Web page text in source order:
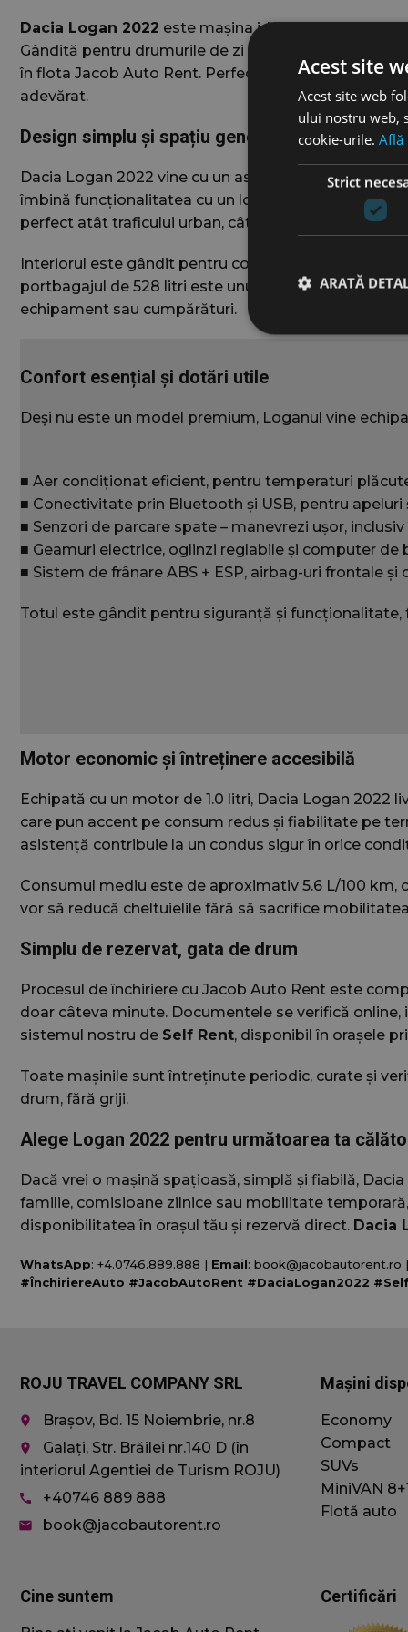
Dacia Logan 2022 este mașina ideală pentru cei
Gândită pentru drumurile de zi cu zi, dar capabilă
în flota Jacob Auto Rent. Perfect pentru oraș,
adevărat.
Design simplu și spațiu generos
Dacia Logan 2022 vine cu un aspect modernizat și
îmbină funcționalitatea cu un look contemporan,
perfect atât traficului urban, cât și drumurilor
Interiorul este gândit pentru confort și spațiu. Cei 5
portbagajul de 528 litri este unul dintre cele mai
echipament sau cumpărături.
Confort esențial și dotări utile
Deși nu este un model premium, Loganul vine
■ Aer condiționat eficient, pentru temperaturi
■ Conectivitate prin Bluetooth și USB, pentru apeluri
■ Senzori de parcare spate – manevrezi ușor,
■ Geamuri electrice, oglinzi reglabile și computer de
■ Sistem de frânare ABS + ESP, airbag-uri frontale și
Totul este gândit pentru siguranță și
Motor economic și întreținere accesibilă
Echipată cu un motor de 1.0 litri, Dacia Logan 2022
care pun accent pe consum redus și fiabilitate pe
asistență contribuie la un condus sigur în orice
Consumul mediu este de aproximativ 5.6 L/100
vor să reducă cheltuielile fără să sacrifice
Simplu de rezervat, gata de drum
Procesul de închiriere cu Jacob Auto Rent este
doar câteva minute. Documentele se verifică
sistemul nostru de Self Rent, disponibil în orașele
Toate mașinile sunt întreținute periodic, curate și
drum, fără griji.
Alege Logan 2022 pentru următoarea ta
Dacă vrei o mașină spațioasă, simplă și fiabilă,
familie, comisioane zilnice sau mobilitate
disponibilitatea în orașul tău și rezervă direct. Dacia
WhatsApp: +4.0746.889.888 | Email: book@jacobautorent.ro |
#ÎnchiriereAuto #JacobAutoRent #DaciaLogan2022
ROJU TRAVEL COMPANY SRL
place Brașov, Bd. 15 Noiembrie, nr.8
place
Galați, Str. Brăilei nr.140 D (în
interiorul Agentiei de Turism ROJU)
call +40746 889 888
email book@jacobautorent.ro
Mașini
Economy
Compact
SUVs
MiniVAN 8+1
Flotă auto
Cine suntem Certificări
Acest site
Acest site web
ului nostru web,
cookie-urile. Află
Strict
ARATĂ
contului. Site-ul web
wc_swap
wc_client_current
Nume
sbjs_first
_ga
_fbp
Meta